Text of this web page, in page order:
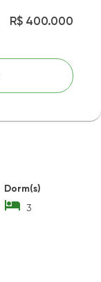
R$ 400.000
Dorm(s)
3